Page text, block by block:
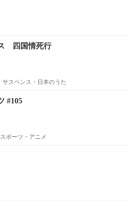
四国情死行
スペンス・日本のうた
#105
ポーツ・アニメ